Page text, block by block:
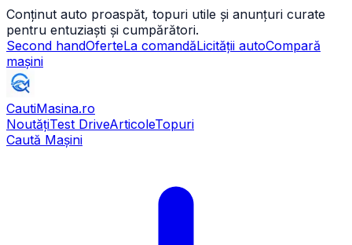
Conținut auto proaspăt, topuri utile și anunțuri curate
pentru entuziaști și cumpărători.
Second handOferteLa comandăLicității autoCompară
mașini
CautiMasina.ro
NoutățiTest DriveArticoleTopuri
Caută Mașini